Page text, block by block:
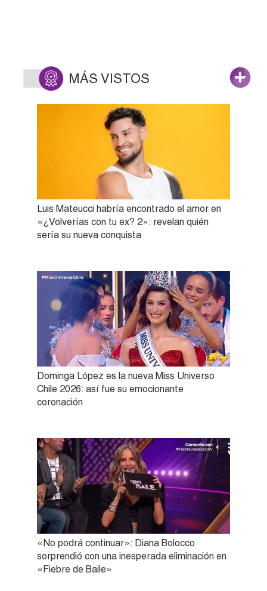
MÁS VISTOS
Luis Mateucci habría encontrado el amor en
«¿Volverías con tu ex? 2»: revelan quién
sería su nueva conquista
Dominga López es la nueva Miss Universo
Chile 2026: así fue su emocionante
coronación
«No podrá continuar»: Diana Bolocco
sorprendió con una inesperada eliminación en
«Fiebre de Baile»